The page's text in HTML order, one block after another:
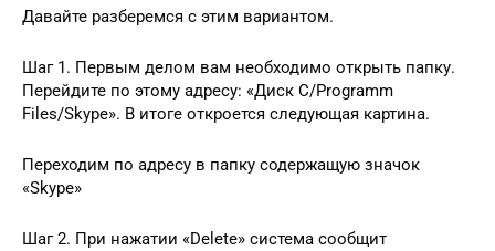
Давайте разберемся с этим вариантом.
Шаг 1. Первым делом вам необходимо открыть папку.
Перейдите по этому адресу: «Диск С/Programm
Files/Skype». В итоге откроется следующая картина.
Переходим по адресу в папку содержащую значок
«Skype»
Шаг 2. При нажатии «Delete» система сообщит